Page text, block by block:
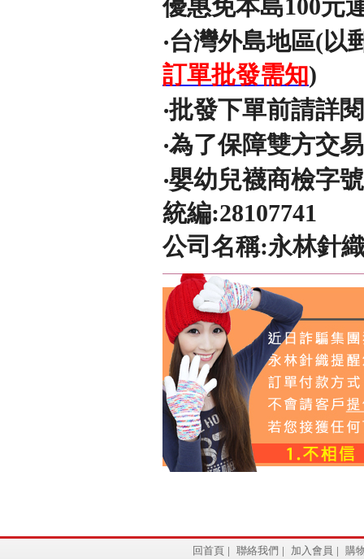
優惠免本島100元
‧台灣外島地區(以
訂單批發需知)
‧批發下單前請詳
‧為了保障雙方交
‧嬰幼兒襪商檢字號
統編:28107741
公司名稱:永林針
回首頁 | 聯絡我們 | 加入會員 | 購